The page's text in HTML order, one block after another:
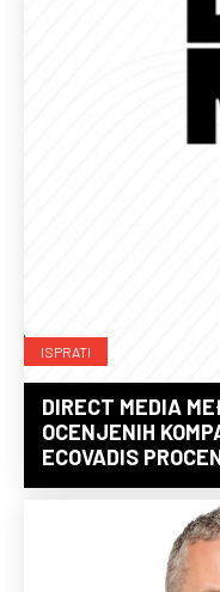
ISPRATI
DIRECT MEDIA
OCENJENIH
ECOVADIS